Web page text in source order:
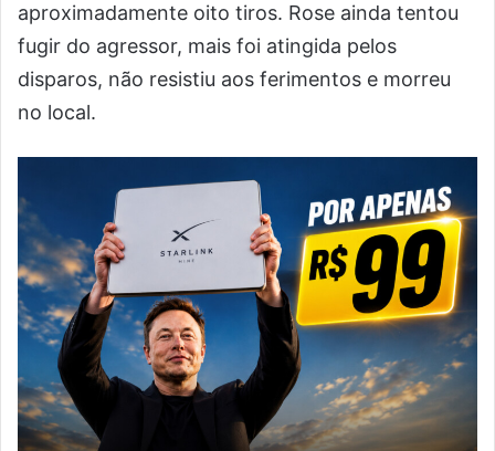
aproximadamente oito tiros. Rose ainda tentou
fugir do agressor, mais foi atingida pelos
disparos, não resistiu aos ferimentos e morreu
no local.